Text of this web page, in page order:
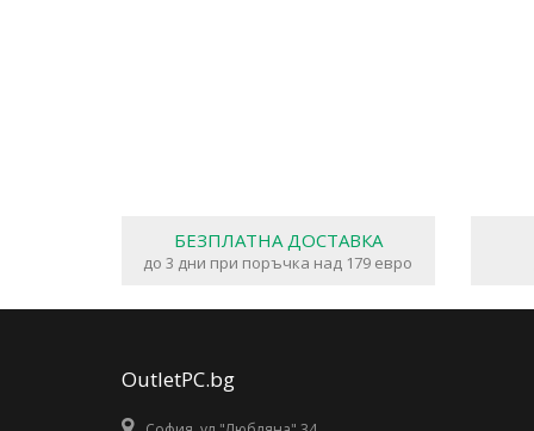
БЕЗПЛАТНА ДОСТАВКА
до 3 дни при поръчка над 179 евро
OutletPC.bg